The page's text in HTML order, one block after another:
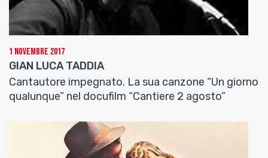
1 Novembre 2017
GIAN LUCA TADDIA
Cantautore impegnato. La sua canzone “Un giorno
qualunque” nel docufilm “Cantiere 2 agosto”